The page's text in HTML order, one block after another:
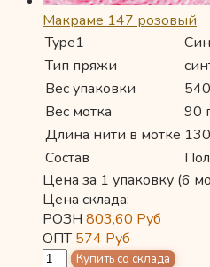
Макраме 147 розовый
Type1
Тип пряжи
Вес упаковки
Вес мотка
90
Длина нити в мотке
Состав
Цена за 1 упаковку (6
Цена склада:
РОЗН 803,60 Руб
ОПТ574 Руб